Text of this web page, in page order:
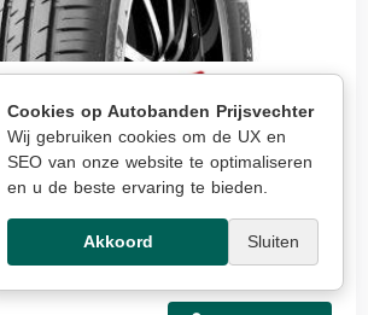
Cookies op Autobanden Prijsvechter
Wij gebruiken cookies om de UX en
SEO van onze website te optimaliseren
en u de beste ervaring te bieden.
Akkoord Sluiten
KUMHO ECOWING ES31
Meer info
B